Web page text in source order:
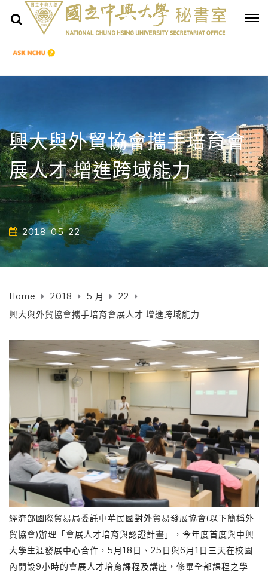
興大與外貿協會攜手培育會
展人才 增進跨域能力
2018-05-22
Home 2018 5 月
22
興大與外貿協會攜手培育會展人才 增進跨域能力
經濟部國際貿易局委託中華民國對外貿易發展協會(以下簡稱外
貿協會)辦理「會展人才培育與認證計畫」，今年度首度與中興
大學生涯發展中心合作，5月18日、25日與6月1日三天在校園
內開設9小時的會展人才培育課程及講座，修畢全部課程之學